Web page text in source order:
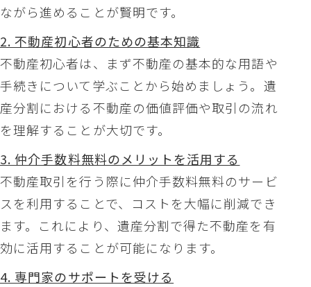
ながら進めることが賢明です。
2. 不動産初心者のための基本知識
不動産初心者は、まず不動産の基本的な用語や
手続きについて学ぶことから始めましょう。遺
産分割における不動産の価値評価や取引の流れ
を理解することが大切です。
3. 仲介手数料無料のメリットを活用する
不動産取引を行う際に仲介手数料無料のサービ
スを利用することで、コストを大幅に削減でき
ます。これにより、遺産分割で得た不動産を有
効に活用することが可能になります。
4. 専門家のサポートを受ける